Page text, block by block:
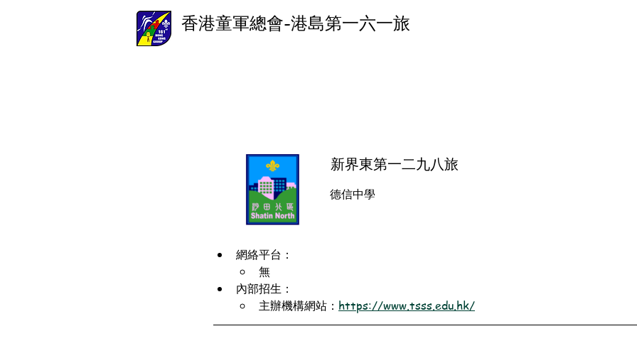
香港童軍總會-港島第一六一旅
新界東第一二九八旅
德信中學
網絡平台：
無
內部招生：
主辦機構網站： https://www.tsss.edu.hk/